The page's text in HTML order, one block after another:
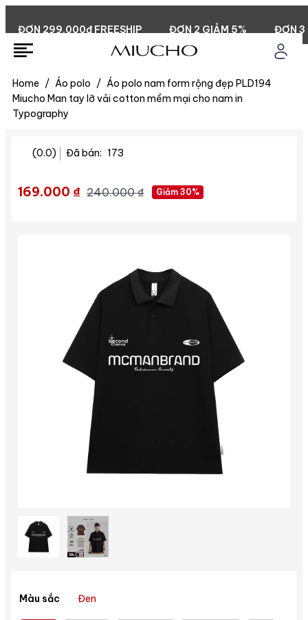
ĐƠN 299.000đ FREESHIP ĐƠN 2 GIẢM 5% ĐƠN 3
Home / Áo polo / Áo polo nam form rộng đẹp PLD194
Miucho Man tay lỡ vải cotton mềm mại cho nam in
Typography
Màu sắc Đen
169.000 ₫ 240.000 ₫
Đã bán: 173
Giảm 30%
(0.0)